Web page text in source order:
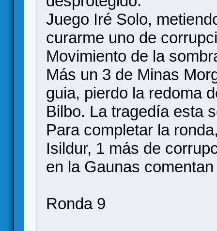
Juego Iré Solo,
curarme uno de
Movimiento de la
Más un 3 de Minas
guia, pierdo la redoma
Bilbo. La tragedía esta
Para completar la
Isildur, 1 más de
en la Gaunas
Ronda 9